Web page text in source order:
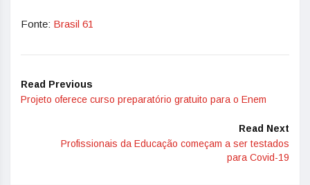
Fonte: Brasil 61
Read Previous
Projeto oferece curso preparatório gratuito para o Enem
Read Next
Profissionais da Educação começam a ser testados
para Covid-19